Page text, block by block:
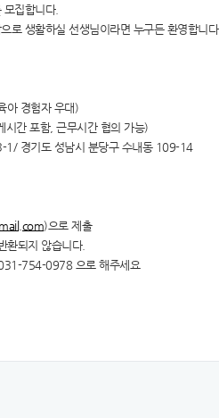
집합니다.
로 생활하실 선생님이라면 누구든 환영합니다.
아 경험자 우대)
간 포함, 근무시간 협의 가능)
1/ 경기도 성남시 분당구 수내동 109-14
)으로 제출
환되지 않습니다.
754-0978 으로 해주세요